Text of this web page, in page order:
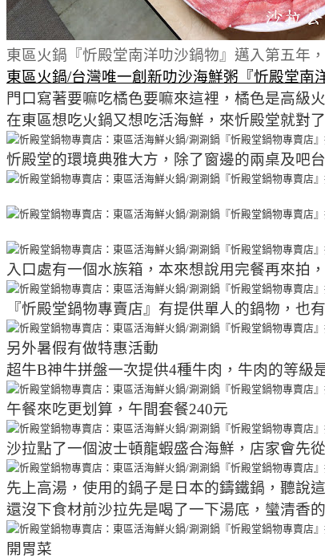
東區火鍋『忻殿堂南洋叻沙鍋物』邁入第五年
東區火鍋/台灣唯一創新叻沙海鮮粥『忻殿堂南
門口寫著要嘛吃橘色要嘛來這裡，橘色是高級
在東區想吃火鍋又想吃活海鮮，來忻殿堂就對
忻殿堂的環境典雅大方，除了窗邊的兩桌及吧
入口處有一個水族箱，本來想說用完餐再來拍
『忻殿堂鍋物專賣店』有提供單人的鍋物，
另外暑假有做特惠活動
超牛B神牛拼盤一次提供4種牛肉，牛肉的等級
午餐來吃更划算，午間套餐240元
沙拉點了一個波士頓龍蝦盛合海鮮，店家會先
先上高湯，使用的鍋子是日本的鑄鐵鍋，聽說
還沒下食材前沙拉先是喝了一下湯底，蠻清香的
開胃菜